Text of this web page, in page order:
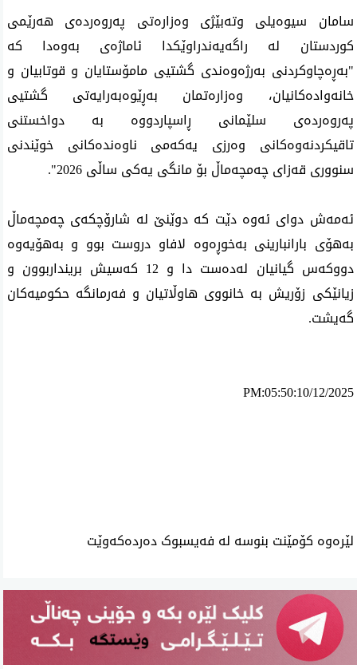
سامان سیوه‌یلی وته‌بێژی وه‌زاره‌تی په‌روه‌رده‌ی‌ هه‌رێمی‌
كوردستان له‌ راگه‌یه‌ندراوێكدا ئاماژه‌ی‌ به‌وه‌دا كه‌
"به‌ڕه‌چاوكردنی به‌رژه‌وه‌ندی گشتیی مامۆستایان و قوتابیان و
خانه‌واده‌كانیان، وه‌زاره‌تمان به‌ڕێوه‌به‌رایه‌تی گشتیی
په‌روه‌رده‌ی سلێمانی ڕاسپاردووه‌ به‌ دواخستنی
تاقیكردنه‌وه‌كانی وه‌رزی یه‌كه‌می ناوه‌نده‌كانی خوێندنی
سنووری قه‌زای چه‌مچه‌ماڵ بۆ مانگی یه‌كی ساڵی 2026".
ئه‌مه‌ش دوای‌ ئه‌وه‌ دێت كه‌ دوێنێ‌ له‌ شارۆچكه‌ی‌ چه‌مچه‌ماڵ‌
به‌هۆی‌ بارانبارینی‌ به‌خوڕه‌وه‌ لافاو دروست بوو و به‌هۆیه‌وه‌
دووكه‌س گیانیان له‌ده‌ست دا و 12 كه‌سیش برینداربوون و
زیانێكی‌ زۆریش به‌ خانووی‌ هاوڵاتیان و فه‌رمانگه‌ حكومیه‌كان
گه‌یشت.
PM:05:50:10/12/2025
لێرەوە کۆمێنت بنوسە لە فەیسبوک دەردەکەوێت